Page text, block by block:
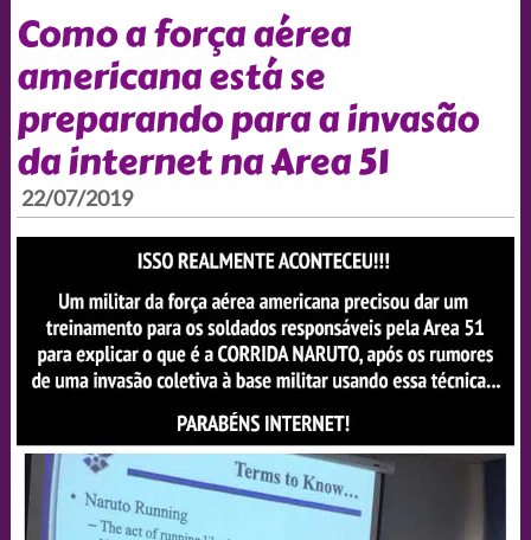
Como a força aérea
americana está se
preparando para a invasão
da internet na Area 51
22/07/2019